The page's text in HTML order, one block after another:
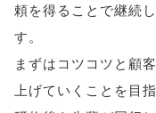
頼を得ることで継続
す。
まずはコツコツと顧
上げていくことを目